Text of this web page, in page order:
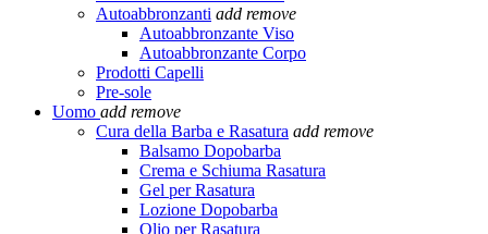
Autoabbronzanti add remove
Autoabbronzante Viso
Autoabbronzante Corpo
Prodotti Capelli
Pre-sole
Uomo add remove
Cura della Barba e Rasatura add remove
Balsamo Dopobarba
Crema e Schiuma Rasatura
Gel per Rasatura
Lozione Dopobarba
Olio per Rasatura